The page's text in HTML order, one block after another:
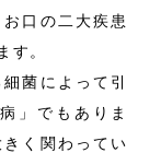
口の二大疾患
す。
菌によって引
」でもありま
く関わってい